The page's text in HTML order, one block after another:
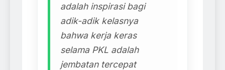
adalah inspirasi bagi
adik-adik kelasnya
bahwa kerja keras
selama PKL adalah
jembatan tercepat